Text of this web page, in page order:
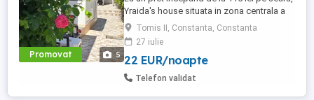
Promovat 5
Yraida's house situata in zona centrala a
orasului Constanta la 5 minute de mers pe
jos de plajile Constantei (Trei Papuci
Modern), langa bulevardul Mamaia ce
leaga gara autogara de statiunea Mamaia,
pe strada Dumbrava Rosie la numarul 30,
Tomis II, Constanta, Constanta
27 iulie
22 EUR/noapte
Telefon validat